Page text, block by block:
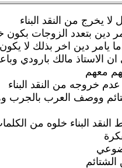
لا يخرج من النقد البناء
دين بتعدد الزوجات
يامر دين اخر بذلك لا
الاستاذ مالك بارودي
معهم
ووصف العرب بالجرب
البناء خلوه من